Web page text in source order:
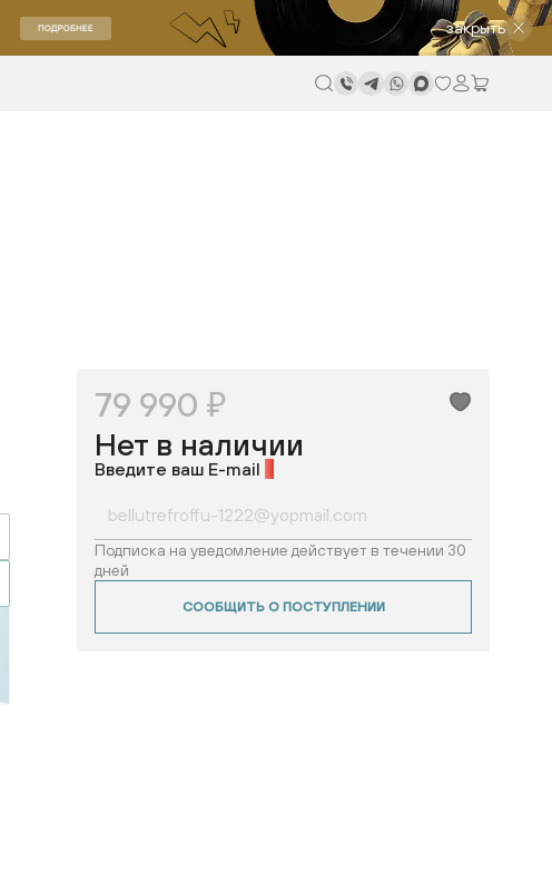
закрыть
79 990 ₽
Нет в наличии
Введите ваш E-mail
Подписка на уведомление действует в течении 30
дней
СООБЩИТЬ О ПОСТУПЛЕНИИ